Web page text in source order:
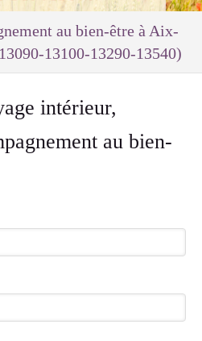
au bien-être à Aix-
13100-13290-13540)
intérieur,
au bien-